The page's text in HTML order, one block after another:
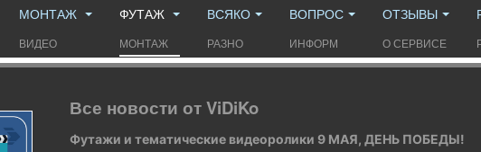
МОНТАЖ
ВИДЕО
ФУТАЖ
МОНТАЖ
ВСЯКО
РАЗНО
ВОПРОС
ИНФОРМ
ОТЗЫВЫ
О СЕРВИСЕ
Все новости от ViDiKo
Футажи и тематические видеоролики 9 МАЯ, ДЕНЬ ПОБЕДЫ!